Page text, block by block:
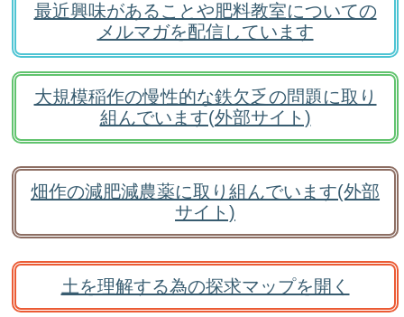
最近興味があることや肥料教室についての
メルマガを配信しています
大規模稲作の慢性的な鉄欠乏の問題に取り
組んでいます(外部サイト)
畑作の減肥減農薬に取り組んでいます(外部
サイト)
土を理解する為の探求マップを開く